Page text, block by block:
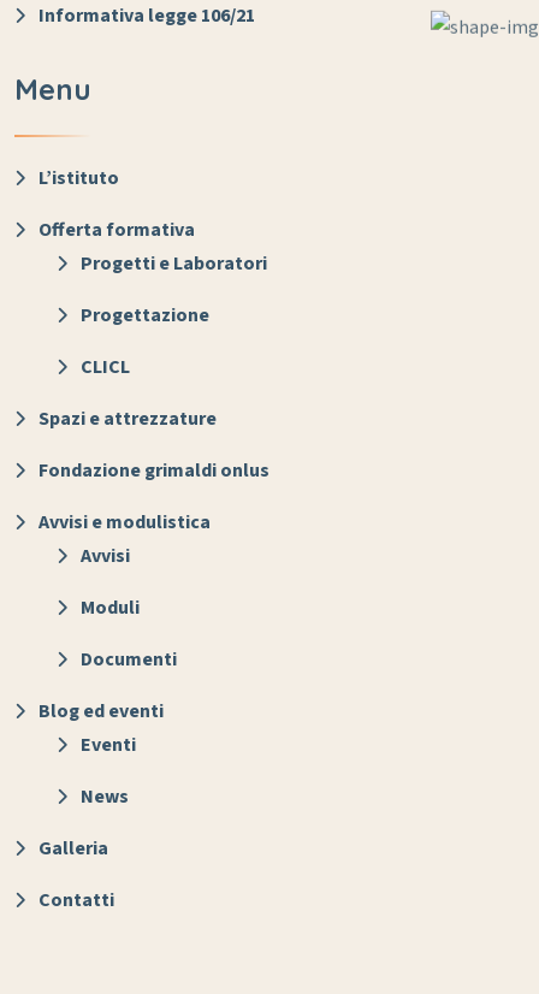
Informativa legge 106/21
Menu
L’istituto
Offerta formativa
Progetti e Laboratori
Progettazione
CLICL
Spazi e attrezzature
Fondazione grimaldi onlus
Avvisi e modulistica
Avvisi
Moduli
Documenti
Blog ed eventi
Eventi
News
Galleria
Contatti